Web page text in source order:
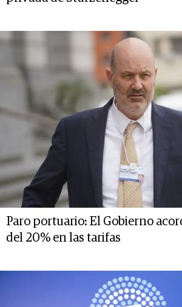
Paro portuario: El Gobierno
del 20% en las tarifas